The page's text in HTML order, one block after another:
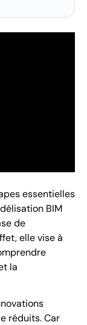
essentielles
BIM
de
elle vise à
la
réduits. Car